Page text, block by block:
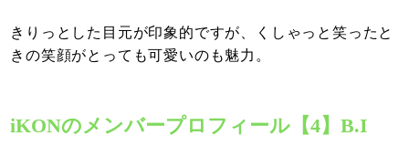
きりっとした目元が印象的ですが、くしゃっと笑ったと
きの笑顔がとっても可愛いのも魅力。
iKONのメンバープロフィール【4】B.I